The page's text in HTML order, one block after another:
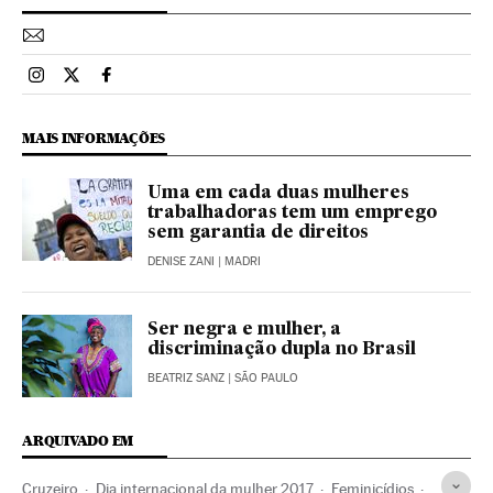
Esportes El País Brasil en Instagram
Esportes El País Brasil en Twitter
Esportes El País Brasil en Facebook
MAIS INFORMAÇÕES
Uma em cada duas mulheres
trabalhadoras tem um emprego
sem garantia de direitos
DENISE ZANI | MADRI
Ser negra e mulher, a
discriminação dupla no Brasil
BEATRIZ SANZ | SÃO PAULO
ARQUIVADO EM
Cruzeiro Dia internacional da mulher 2017 Feminicídios